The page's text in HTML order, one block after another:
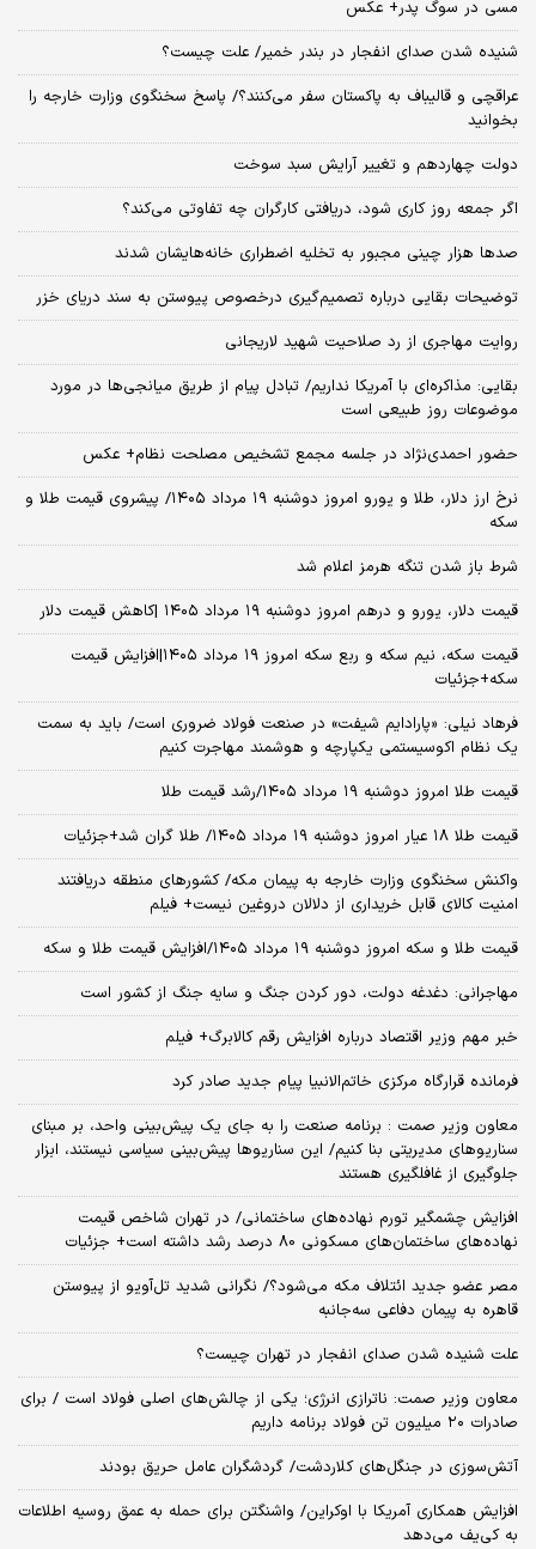
مسی در سوگ پدر+ عکس
شنیده شدن صدای انفجار در بندر خمیر/ علت چیست؟
عراقچی و قالیباف به پاکستان سفر می‌کنند؟/ پاسخ سخنگوی وزارت خارجه را
بخوانید
دولت چهاردهم و تغییر آرایش سبد سوخت
اگر جمعه روز کاری شود، دریافتی کارگران چه تفاوتی می‌کند؟
صدها هزار چینی مجبور به تخلیه اضطراری خانه‌هایشان شدند
توضیحات بقایی درباره تصمیم‌گیری درخصوص پیوستن به سند دریای خزر
روایت مهاجری از رد صلاحیت شهید لاریجانی
بقایی: مذاکره‌ای با آمریکا نداریم/ تبادل پیام از طریق میانجی‌ها در مورد
موضوعات روز طبیعی است
حضور احمدی‌نژاد در جلسه مجمع تشخیص مصلحت نظام+ عکس
نرخ ارز دلار، طلا و یورو امروز دوشنبه ۱۹ مرداد ۱۴۰۵/ پیشروی قیمت طلا و
سکه
شرط باز شدن تنگه هرمز اعلام شد
قیمت دلار، یورو و درهم امروز دوشنبه ۱۹ مرداد ۱۴۰۵ |کاهش قیمت دلار
قیمت سکه، نیم سکه و ربع سکه امروز ۱۹ مرداد ۱۴۰۵|افزایش قیمت
سکه+جزئیات
فرهاد نیلی: «پارادایم شیفت» در صنعت فولاد ضروری است/ باید به سمت
یک نظام اکوسیستمی یکپارچه و هوشمند مهاجرت کنیم
قیمت طلا امروز دوشنبه ۱۹ مرداد ۱۴۰۵/رشد قیمت طلا
قیمت طلا ۱۸ عیار امروز دوشنبه ۱۹ مرداد ۱۴۰۵/ طلا گران شد+جزئیات
واکنش سخنگوی وزارت خارجه به پیمان مکه/ کشورهای منطقه دریافتند
امنیت کالای قابل خریداری از دلالان دروغین نیست+ فیلم
قیمت طلا و سکه امروز دوشنبه ۱۹ مرداد ۱۴۰۵/افزایش قیمت طلا و سکه
مهاجرانی: دغدغه دولت، دور کردن جنگ و سایه جنگ از کشور است
خبر مهم وزیر اقتصاد درباره افزایش رقم کالابرگ+ فیلم
فرمانده قرارگاه مرکزی خاتم‌الانبیا پیام جدید صادر کرد
معاون وزیر صمت : برنامه صنعت را به جای یک پیش‌بینی واحد، بر مبنای
سناریوهای مدیریتی بنا کنیم/ این سناریوها پیش‌بینی سیاسی نیستند، ابزار
جلوگیری از غافلگیری هستند
افزایش چشمگیر تورم نهاده‌های ساختمانی/ در تهران شاخص قیمت
نهاده‌های ساختمان‌های مسکونی 80 درصد رشد داشته است+ جزئیات
مصر عضو جدید ائتلاف مکه می‌شود؟/ نگرانی شدید تل‌آویو از پیوستن
قاهره به پیمان دفاعی سه‌جانبه
علت شنیده شدن صدای انفجار در تهران چیست؟
معاون وزیر صمت: ناترازی انرژی؛ یکی از چالش‌های اصلی فولاد است / برای
صادرات ۲۰ میلیون تن فولاد برنامه‌ داریم
آتش‌سوزی در جنگل‌های کلاردشت/ گردشگران عامل حریق بودند
افزایش همکاری آمریکا با اوکراین/ واشنگتن برای حمله به عمق روسیه اطلاعات
به کی‌یف می‌دهد